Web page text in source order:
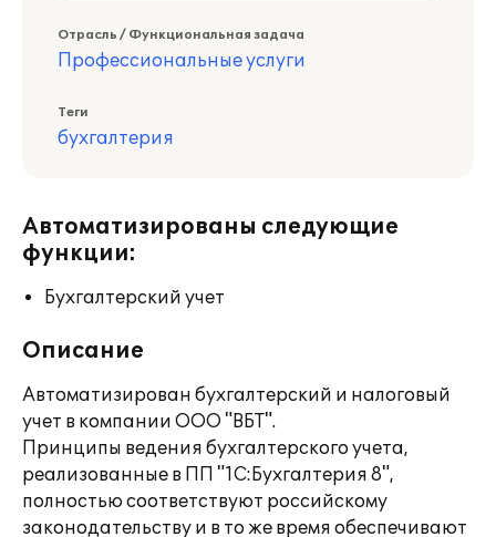
Отрасль / Функциональная задача
Профессиональные услуги
Теги
бухгалтерия
Автоматизированы следующие
функции:
Бухгалтерский учет
Описание
Автоматизирован бухгалтерский и налоговый
учет в компании ООО "ВБТ".
Принципы ведения бухгалтерского учета,
реализованные в ПП "1С:Бухгалтерия 8",
полностью соответствуют российскому
законодательству и в то же время обеспечивают